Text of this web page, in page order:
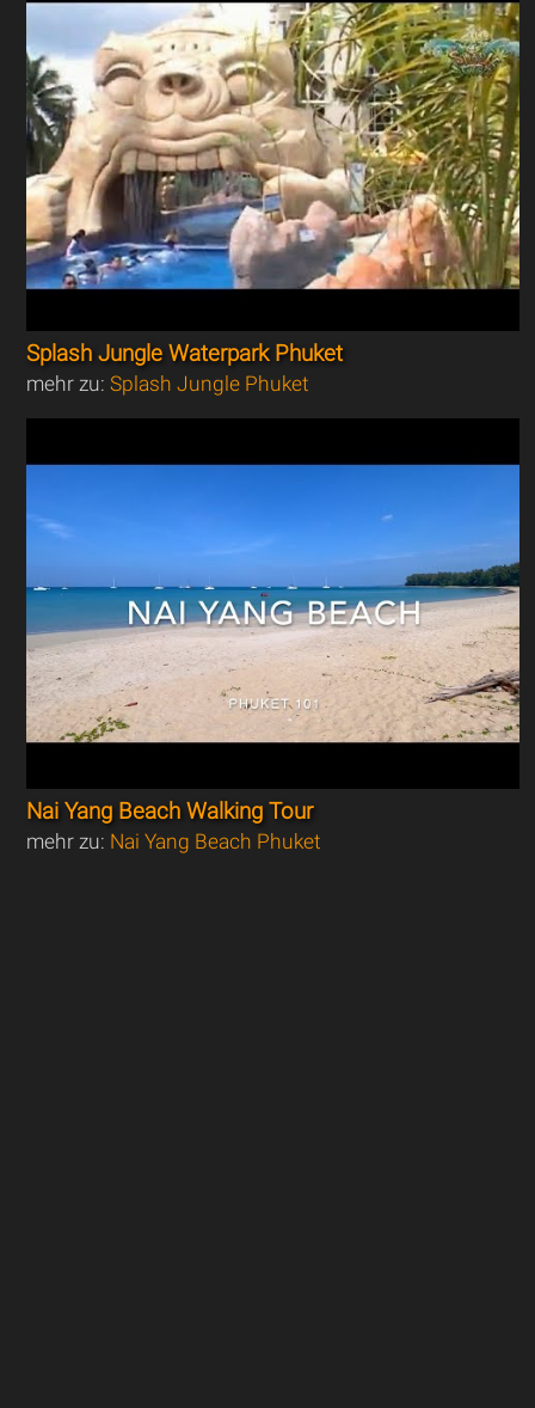
Splash Jungle Waterpark Phuket
mehr zu:Splash Jungle Phuket
Nai Yang Beach Walking Tour
mehr zu: Nai Yang Beach Phuket